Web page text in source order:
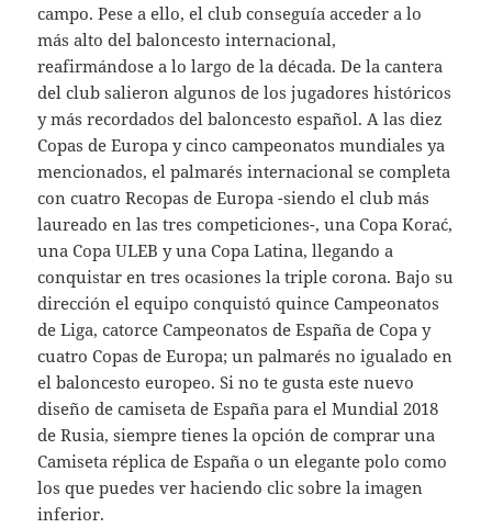
campo. Pese a ello, el club conseguía acceder a lo
más alto del baloncesto internacional,
reafirmándose a lo largo de la década. De la cantera
del club salieron algunos de los jugadores históricos
y más recordados del baloncesto español. A las diez
Copas de Europa y cinco campeonatos mundiales ya
mencionados, el palmarés internacional se completa
con cuatro Recopas de Europa -siendo el club más
laureado en las tres competiciones-, una Copa Korać,
una Copa ULEB y una Copa Latina, llegando a
conquistar en tres ocasiones la triple corona. Bajo su
dirección el equipo conquistó quince Campeonatos
de Liga, catorce Campeonatos de España de Copa y
cuatro Copas de Europa; un palmarés no igualado en
el baloncesto europeo. Si no te gusta este nuevo
diseño de camiseta de España para el Mundial 2018
de Rusia, siempre tienes la opción de comprar una
Camiseta réplica de España o un elegante polo como
los que puedes ver haciendo clic sobre la imagen
inferior.